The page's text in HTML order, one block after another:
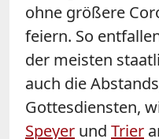
ohne größere
feiern. So
der meisten
auch die
Gottesdiensten,
Speyer und Trier